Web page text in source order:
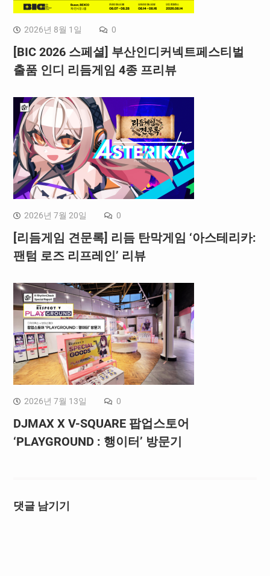
2026년 8월 1일 0
[BIC 2026 스페셜] 부산인디커넥트페스티벌
출품 인디 리듬게임 4종 프리뷰
2026년 7월 20일 0
[리듬게임 견문록] 리듬 탄막게임 ‘아스테리카:
팬텀 로즈 리프레인’ 리뷰
2026년 7월 13일 0
DJMAX X V-SQUARE 팝업스토어
‘PLAYGROUND : 행이터’ 방문기
댓글 남기기